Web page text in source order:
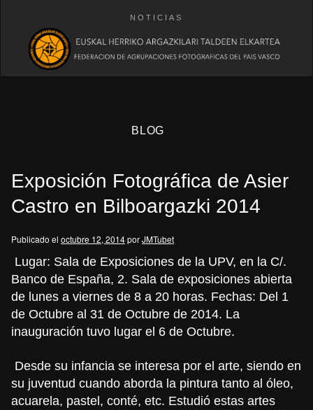
NOTICIAS
BLOG
Exposición Fotográfica de Asier
Castro en Bilboargazki 2014
Publicado el octubre 12, 2014porJMTubet
Lugar: Sala de Exposiciones de la UPV, en la C/.
Banco de España, 2. Sala de exposiciones abierta
de lunes a viernes de 8 a 20 horas. Fechas: Del 1
de Octubre al 31 de Octubre de 2014. La
inauguración tuvo lugar el 6 de Octubre.
Desde su infancia se interesa por el arte, siendo en
su juventud cuando aborda la pintura tanto al óleo,
acuarela, pastel, conté, etc. Estudió estas artes